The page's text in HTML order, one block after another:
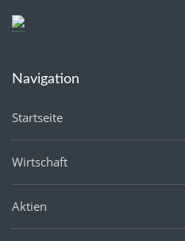
Navigation
Startseite
Wirtschaft
Aktien